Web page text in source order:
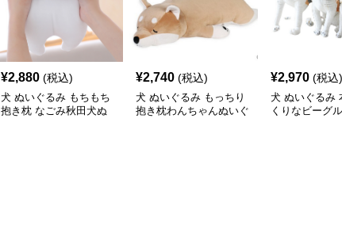
¥2,880 (税込)
犬 ぬいぐるみ もちもち
抱き枕 なごみ秋田犬ぬ
¥2,740 (税込)
犬 ぬいぐるみ もっちり
抱き枕わんちゃんぬいぐ
¥2,970 (税込)
犬 ぬいぐるみ
くりなビーグ